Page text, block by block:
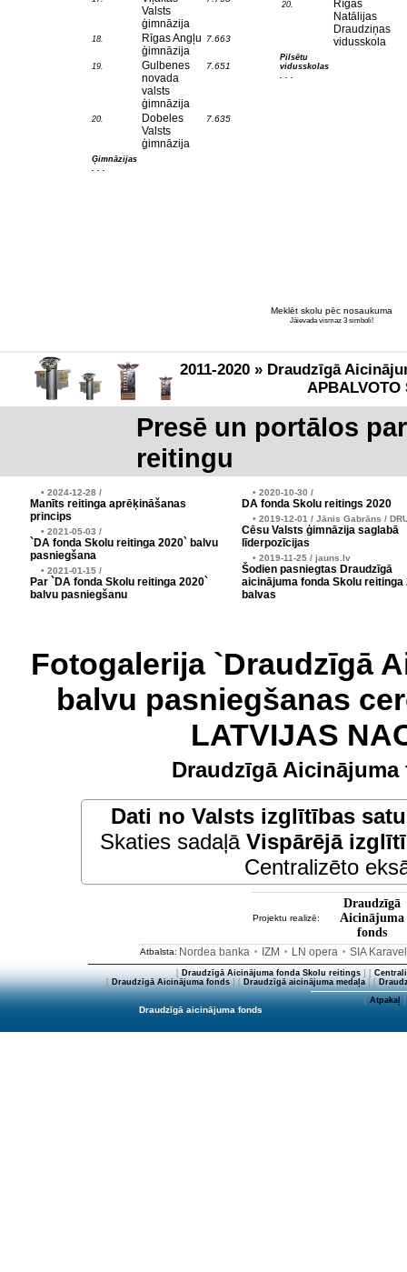
Valsts
ģimnāzija
18.
Rīgas Angļu
ģimnāzija
7.663
19.
Gulbenes
novada
valsts
ģimnāzija
7.651
20.
Dobeles
Valsts
ģimnāzija
7.635
Ģimnāzijas
. . .
20.
Rīgas
Natālijas
Draudziņas
vidusskola
Pilsētu
vidusskolas
. . .
Meklēt skolu pēc nosaukuma
Jāievada vismaz 3 simboli!
2011-2020 » Draudzīgā
APBALVOTO
Presē un portālos
reitingu
• 2024-12-28 /
Manīts reitinga aprēķināšanas
princips
• 2021-05-03 /
`DA fonda Skolu reitinga 2020` balvu
pasniegšana
• 2021-01-15 /
Par `DA fonda Skolu reitinga 2020`
balvu pasniegšanu
• 2020-10-30 /
DA fonda Skolu reitings 2020
• 2019-12-01 / Jānis Gabrāns /
Cēsu Valsts ģimnāzija saglabā
līderpozīcijas
• 2019-11-25 / jauns.lv
Šodien pasniegtas Draudzīgā
aicinājuma fonda Skolu reitinga
balvas
Fotogalerija `Draudzīgā
balvu pasniegšanas
LATVIJAS
Draudzīgā
Dati no Valsts izglītības
Skaties sadaļā Vispārējā
Centralizēto
Projektu realizē:
Draudzīgā
Aicinājuma
fonds
Atbalsta: Nordea banka • IZM • LN opera • SIA
[ Draudzīgā Aicinājuma fonda Skolu reitings] [
[Draudzīgā Aicinājuma fonds] [Draudzīgā aicinājuma medaļa] [
[Atpakaļ]
Draudzīgā aicinājuma fonds